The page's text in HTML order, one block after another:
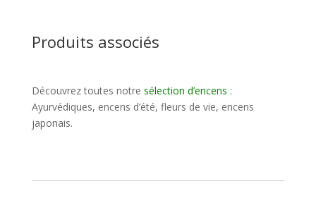
Produits associés
Découvrez toutes notre sélection d’encens :
Ayurvédiques, encens d’été, fleurs de vie, encens
japonais.